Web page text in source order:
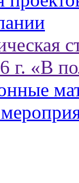
г. «В